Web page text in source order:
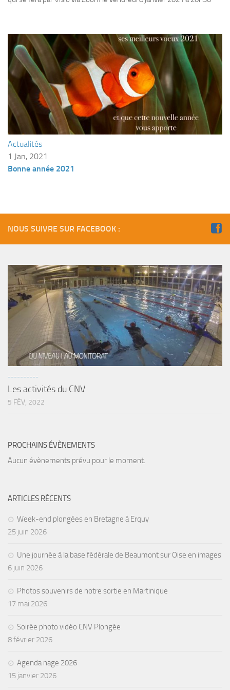
Résultats Compétitions
MATERIEL
Section Matériel
Occasions
Actualités
1 Jan, 2021
Bonne année 2021
NOUS SUIVRE SUR FACEBOOK :
----------
Les activités du CNV
5 FÉV, 2022
PROCHAINS ÉVÈNEMENTS
Aucun évènements prévu pour le moment.
ARTICLES RÉCENTS
Week-end plongées en Bretagne à Erquy
25 juin 2026
Une journée à la base fédérale de Beaumont sur Oise en images
6 juin 2026
Photos souvenirs de notre sortie en Martinique
17 mai 2026
Soirée photo vidéo CNV Plongée
8 février 2026
Agenda nage 2026
15 janvier 2026